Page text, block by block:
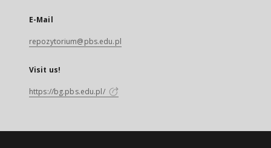
E-Mail
repozytorium@pbs.edu.pl
Visit us!
https://bg.pbs.edu.pl/